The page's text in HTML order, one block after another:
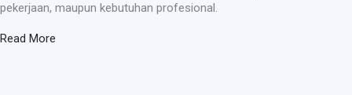
pekerjaan, maupun kebutuhan profesional.
Read More